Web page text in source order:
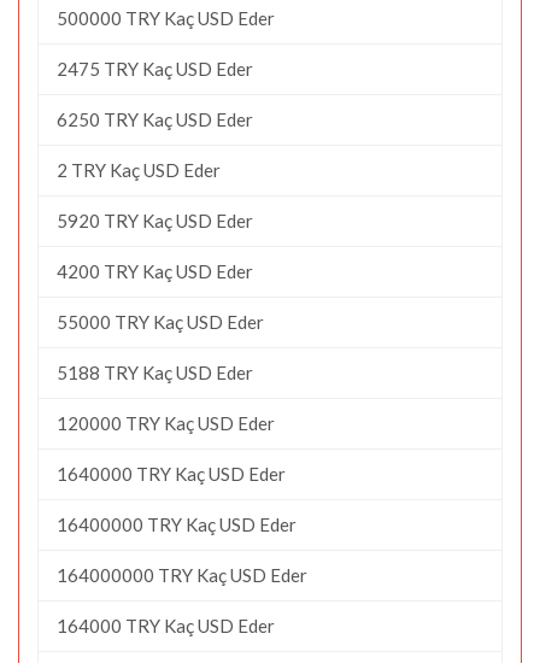
500000 TRY Kaç USD Eder
2475 TRY Kaç USD Eder
6250 TRY Kaç USD Eder
2 TRY Kaç USD Eder
5920 TRY Kaç USD Eder
4200 TRY Kaç USD Eder
55000 TRY Kaç USD Eder
5188 TRY Kaç USD Eder
120000 TRY Kaç USD Eder
1640000 TRY Kaç USD Eder
16400000 TRY Kaç USD Eder
164000000 TRY Kaç USD Eder
164000 TRY Kaç USD Eder